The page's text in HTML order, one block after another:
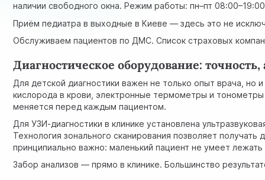
наличии свободного окна. Режим работы: пн–пт
Приём педиатра в выходные в Киеве — здесь это не
Обслуживаем пациентов по ДМС. Список страховых
Диагностическое оборудование:
Для детской диагностики важен не только опыт врача, но
кислорода в крови, электронные термометры и
меняется перед каждым пациентом.
Для УЗИ-диагностики в клинике установлена
Технология зонального сканирования позволяет
принципиально важно: маленький пациент не умеет
Забор анализов — прямо в клинике. Большинство